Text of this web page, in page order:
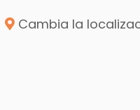
Cambia la